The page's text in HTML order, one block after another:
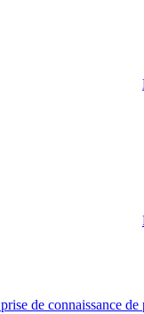
de connaissance